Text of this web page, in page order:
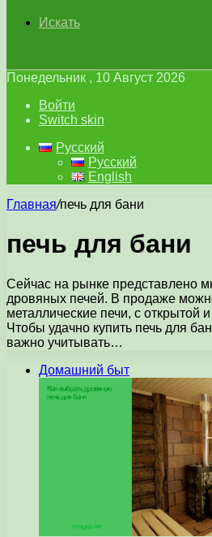
Искать
Понедельник , 10 Август 2026
Войти
Switch skin
Русский
Русский
English
Главная/печь для бани
печь для бани
Сейчас на рынке представлено
дровяных печей. В продаже
металлические печи, с открытой
Чтобы удачно купить печь для
важно учитывать…
Домашний быт